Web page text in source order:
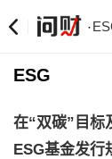
·
ESG
在“双碳”目标
ESG基金发行